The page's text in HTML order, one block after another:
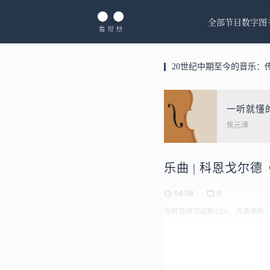
全部节目数字图
20世纪中期至今的音乐：
一听就懂
焦元溥
乐曲 | 科恩戈尔德
04:08 0
当前音频可试听120s，点击收听